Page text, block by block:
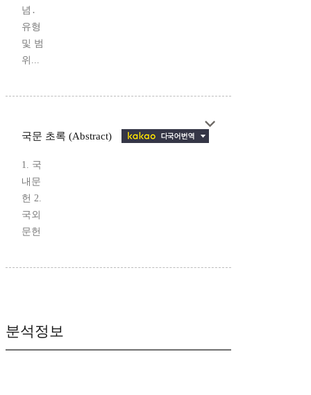
념․
유형
및 범
위...
국문 초록 (Abstract)
1. 국
내문
헌 2.
국외
문헌
분석정보